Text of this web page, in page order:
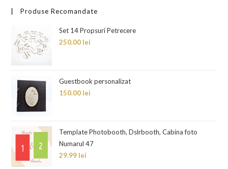
Produse Recomandate
Set 14 Propsuri Petrecere
250.00 lei
Guestbook personalizat
150.00 lei
Template Photobooth, Dslrbooth, Cabina foto
Numarul 47
29.99 lei